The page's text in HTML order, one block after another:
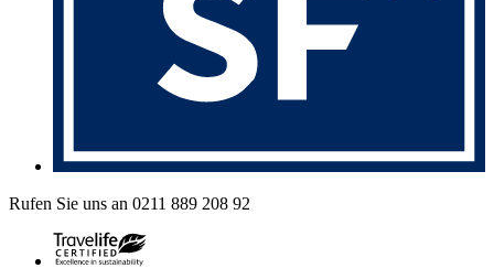
Rufen Sie uns an 0211 889 208 92